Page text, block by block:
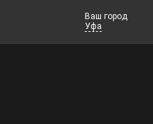
Ваш город
Уфа